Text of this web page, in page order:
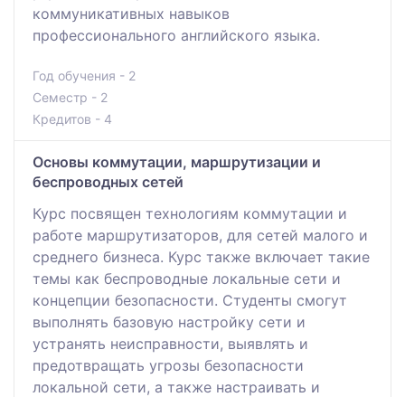
коммуникативных навыков
профессионального английского языка.
Год обучения - 2
Семестр - 2
Кредитов - 4
Основы коммутации, маршрутизации и
беспроводных сетей
Курс посвящен технологиям коммутации и
работе маршрутизаторов, для сетей малого и
среднего бизнеса. Курс также включает такие
темы как беспроводные локальные сети и
концепции безопасности. Студенты смогут
выполнять базовую настройку сети и
устранять неисправности, выявлять и
предотвращать угрозы безопасности
локальной сети, а также настраивать и